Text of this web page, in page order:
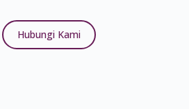
Hubungi Kami